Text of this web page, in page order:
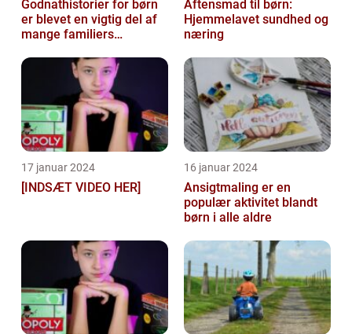
Godnathistorier for børn
er blevet en vigtig del af
mange familiers
Aftensmad til børn:
Hjemmelavet sundhed og
næring
17 januar 2024
[INDSÆT VIDEO HER]
16 januar 2024
Ansigtmaling er en
populær aktivitet blandt
børn i alle aldre